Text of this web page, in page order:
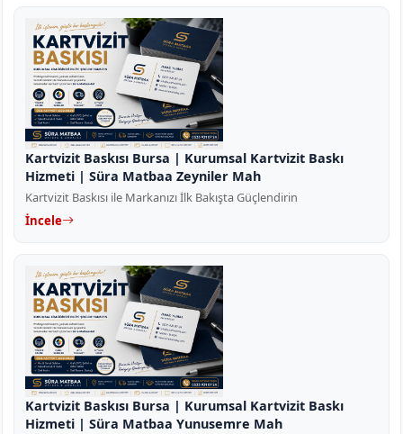
Kartvizit Baskısı Bursa | Kurumsal Kartvizit Baskı
Hizmeti | Süra Matbaa Zeyniler Mah
Kartvizit Baskısı ile Markanızı İlk Bakışta Güçlendirin
İncele
Kartvizit Baskısı Bursa | Kurumsal Kartvizit Baskı
Hizmeti | Süra Matbaa Yunusemre Mah